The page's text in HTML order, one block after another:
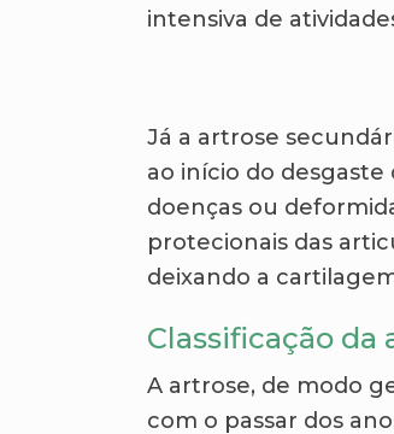
intensiva de
Já a artrose
ao início do
doenças ou
protecionais das
deixando a
Classificação da
A artrose, de modo
com o passar dos